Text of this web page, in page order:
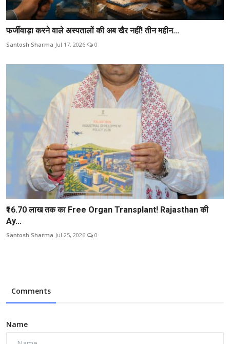
फर्जीवाड़ा करने वाले अस्पतालों की अब खैर नहीं! तीन महीन...
Santosh Sharma Jul 17, 2026 0
₹16.70 लाख तक का Free Organ Transplant! Rajasthan की
Ay...
Santosh Sharma Jul 25, 2026 0
Comments
Name